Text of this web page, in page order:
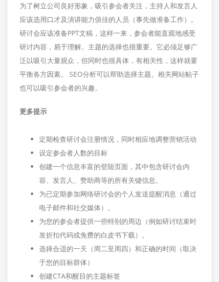
为了树立公司良好形象，吸引参会者关注，主持人和发言人
应该选用口才及演讲能力俱佳的人员（事先做准备工作）。
研讨会应该准备PPT文稿，这样一来，参会者能直观地感受
研讨内容，易于理解。主题的选择也很重要。它必须足够广
泛以吸引大量观众，但同时也很具体，有相关性，这样就要
平衡各方因素。 SEO分析可以帮助选择主题。相关网站帖子
也可以吸引参会者的兴趣。
更多提示
定期检查研讨会注册情况，同时相应地调整营销活动
设定参会者人数的目标
创建一个信息丰富的登陆页面，其中包含研讨会内
容、发言人、赞助商等的所有关键信息。
为已定期参加网络研讨会的个人发送提醒消息（通过
电子邮件和社交媒体）。
为您的参会者提供一些特别的周边（例如研讨结束时
发折扣代码或免费的白皮书下载）。
选择合适的一天（周二至周四）和正确的时间（取决
于您的目标群体）
创建CTA和醒目的主题标签